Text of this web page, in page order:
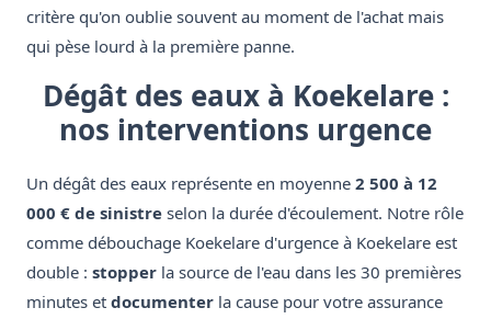
critère qu'on oublie souvent au moment de l'achat mais
qui pèse lourd à la première panne.
Dégât des eaux à Koekelare :
nos interventions urgence
Un dégât des eaux représente en moyenne 2 500 à 12
000 € de sinistre selon la durée d'écoulement. Notre rôle
comme débouchage Koekelare d'urgence à Koekelare est
double : stopper la source de l'eau dans les 30 premières
minutes et documenter la cause pour votre assurance